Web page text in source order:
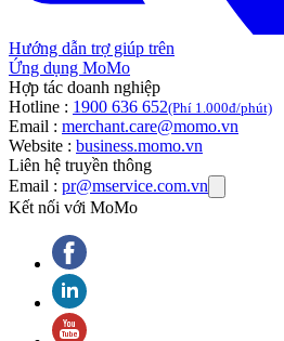
Hướng dẫn trợ giúp trên
Ứng dụng MoMo
Hợp tác doanh nghiệp
Hotline : 1900 636 652(Phí 1.000đ/phút)
Email : merchant.care@momo.vn
Website : business.momo.vn
Liên hệ truyền thông
Email : pr@mservice.com.vn
Kết nối với MoMo